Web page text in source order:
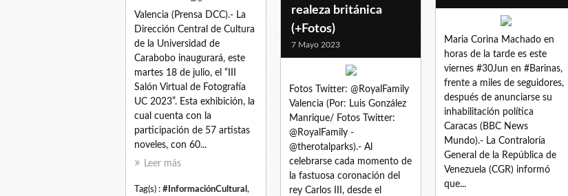
Valencia (Prensa DCC).- La
Dirección Central de Cultura
de la Universidad de
Carabobo inaugurará, este
martes 18 de julio, el “III
Salón Virtual de Fotografía
UC 2023”. Esta exhibición, la
cual cuenta con la
participación de 57 artistas
noveles, con 60...
Leer más
Tag(s) : #InformaciónCultural ,
Maria Corina Machado en
horas de la tarde es este
viernes #30Jun en #Barinas,
frente a miles de seguidores,
después de anunciarse su
inhabilitación política
Caracas (BBC News
Mundo).- La Contraloría
General de la República de
Venezuela (CGR) informó
que...
realeza británica
(+Fotos)
7 Mayo 2023
Fotos Twitter: @RoyalFamily
Valencia (Por: Luis González
Manrique/ Fotos Twitter:
@RoyalFamily -
@therotalparks).- Al
celebrarse cada momento de
la fastuosa coronación del
rey Carlos III, desde el